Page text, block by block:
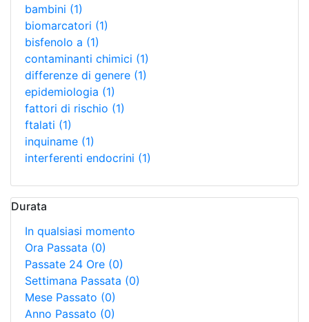
bambini (1)
biomarcatori (1)
bisfenolo a (1)
contaminanti chimici (1)
differenze di genere (1)
epidemiologia (1)
fattori di rischio (1)
ftalati (1)
inquiname (1)
interferenti endocrini (1)
Durata
In qualsiasi momento
Ora Passata (0)
Passate 24 Ore (0)
Settimana Passata (0)
Mese Passato (0)
Anno Passato (0)